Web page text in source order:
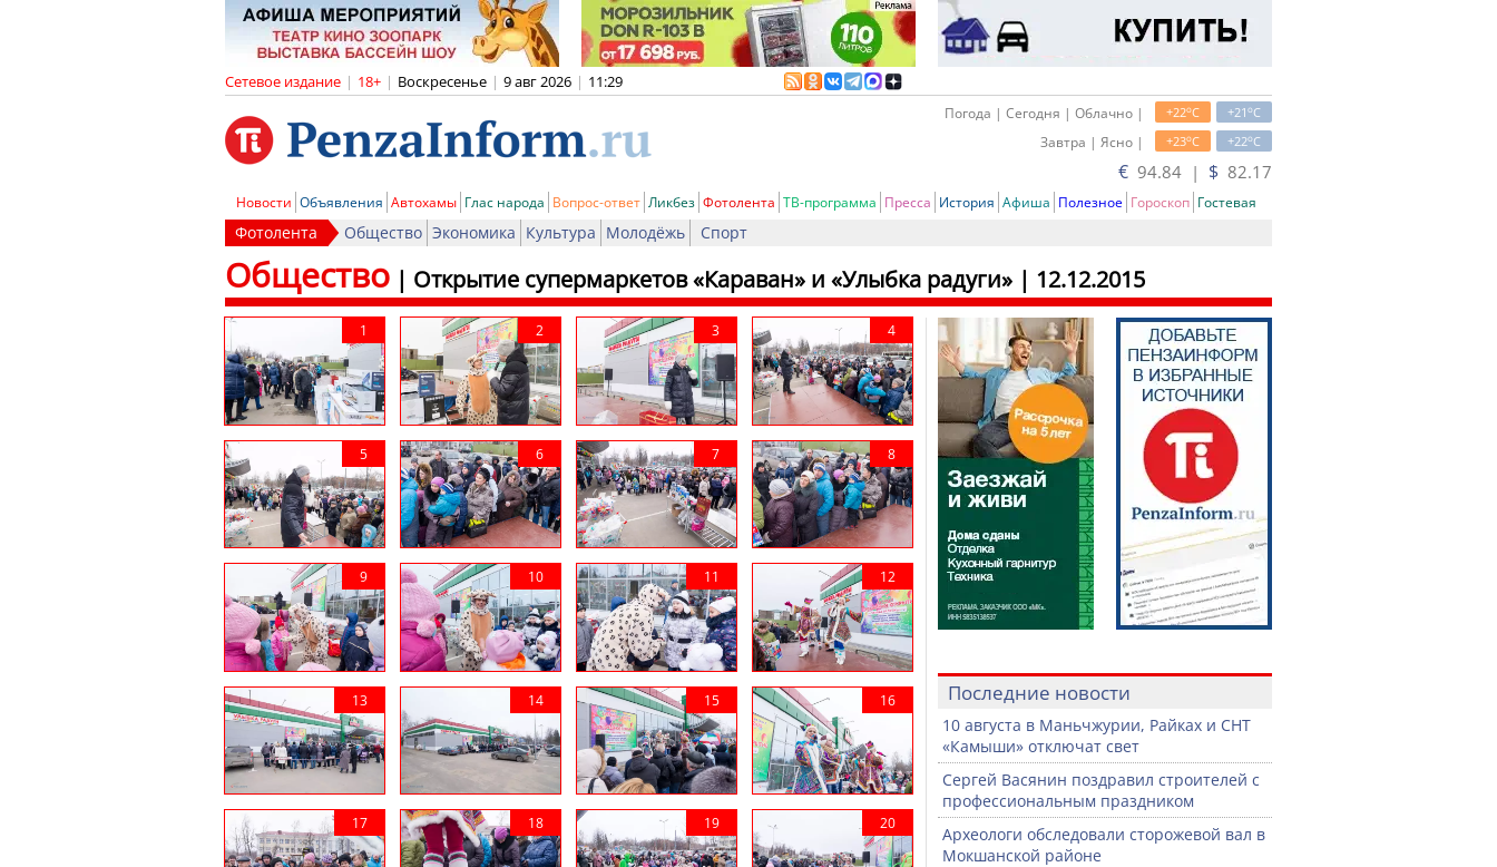
Сетевое издание | 18+ | Воскресенье | 9 авг 2026 | 11:29
+21oC
+22oC
Погода | Сегодня | Облачно |
+22oC
+23oC
Завтра | Ясно |
€ 94.84 | $ 82.17
Новости Объявления Автохамы Глас народа Вопрос-ответ Ликбез Фотолента ТВ-программа Пресса История Афиша Полезное Гороскоп Гостевая
Фотолента Общество Экономика Культура Молодёжь Спорт
Общество | Открытие супермаркетов «Караван» и «Улыбка радуги» | 12.12.2015
Последние новости
10 августа в Маньчжурии, Райках и СНТ
«Камыши» отключат свет
Сергей Васянин поздравил строителей с
профессиональным праздником
Археологи обследовали сторожевой вал в
Мокшанской районе